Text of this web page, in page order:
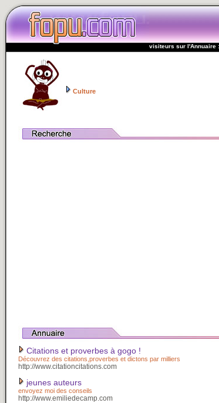
visiteurs sur l'Annuaire
Culture
Citations et proverbes à gogo !
Découvrez des citations,proverbes et dictons par milliers
http://www.citationcitations.com
jeunes auteurs
envoyez moi des conseils
http://www.emiliedecamp.com